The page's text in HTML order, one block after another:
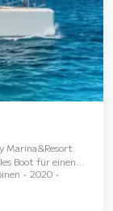
Marina&Resort.
Boot für einen
während
2020